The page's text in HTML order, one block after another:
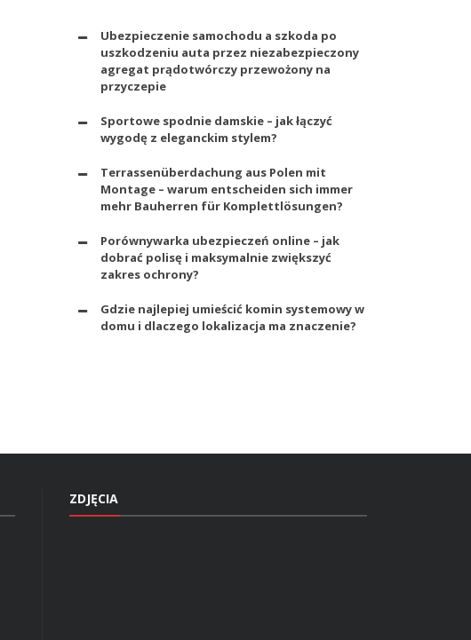
Ubezpieczenie samochodu a szkoda po
uszkodzeniu auta przez niezabezpieczony
agregat prądotwórczy przewożony na
przyczepie
Sportowe spodnie damskie – jak łączyć
wygodę z eleganckim stylem?
Terrassenüberdachung aus Polen mit
Montage – warum entscheiden sich immer
mehr Bauherren für Komplettlösungen?
Porównywarka ubezpieczeń online – jak
dobrać polisę i maksymalnie zwiększyć
zakres ochrony?
Gdzie najlepiej umieścić komin systemowy w
domu i dlaczego lokalizacja ma znaczenie?
ZDJĘCIA